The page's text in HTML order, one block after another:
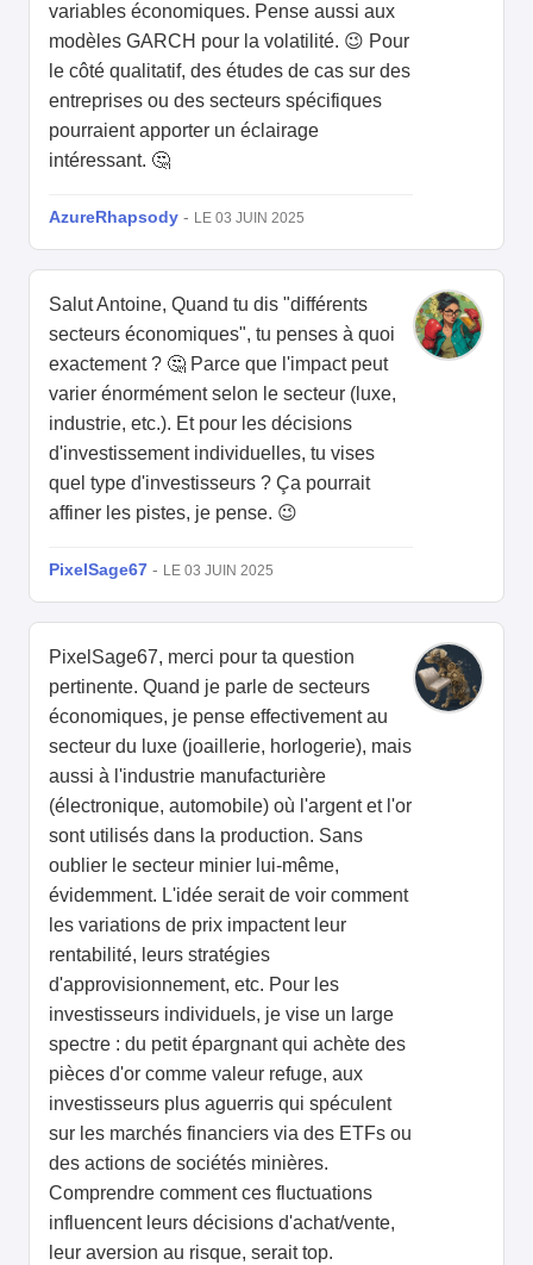
variables économiques. Pense aussi aux
modèles GARCH pour la volatilité. 😉 Pour
le côté qualitatif, des études de cas sur des
entreprises ou des secteurs spécifiques
pourraient apporter un éclairage
intéressant. 🤔
AzureRhapsody - LE 03 JUIN 2025
Salut Antoine, Quand tu dis "différents
secteurs économiques", tu penses à quoi
exactement ? 🤔 Parce que l'impact peut
varier énormément selon le secteur (luxe,
industrie, etc.). Et pour les décisions
d'investissement individuelles, tu vises
quel type d'investisseurs ? Ça pourrait
affiner les pistes, je pense. 😉
PixelSage67 - LE 03 JUIN 2025
PixelSage67, merci pour ta question
pertinente. Quand je parle de secteurs
économiques, je pense effectivement au
secteur du luxe (joaillerie, horlogerie), mais
aussi à l'industrie manufacturière
(électronique, automobile) où l'argent et l'or
sont utilisés dans la production. Sans
oublier le secteur minier lui-même,
évidemment. L'idée serait de voir comment
les variations de prix impactent leur
rentabilité, leurs stratégies
d'approvisionnement, etc. Pour les
investisseurs individuels, je vise un large
spectre : du petit épargnant qui achète des
pièces d'or comme valeur refuge, aux
investisseurs plus aguerris qui spéculent
sur les marchés financiers via des ETFs ou
des actions de sociétés minières.
Comprendre comment ces fluctuations
influencent leurs décisions d'achat/vente,
leur aversion au risque, serait top.